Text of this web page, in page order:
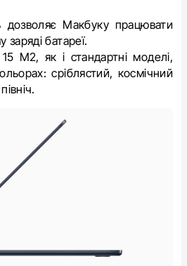
дозволяє Макбуку працювати
батареї.
M2, як і стандартні моделі,
сріблястий, космічний